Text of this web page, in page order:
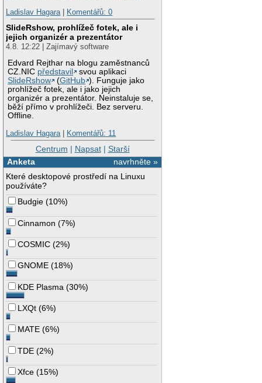
Ladislav Hagara| Komentářů: 0
SlideRshow, prohlížeč fotek, ale i
jejich organizér a prezentátor
4.8. 12:22 | Zajímavý software
Edvard Rejthar na blogu zaměstnanců
CZ.NIC představil
svou aplikaci
SlideRshow
(GitHub ). Funguje jako
prohlížeč fotek, ale i jako jejich
organizér a prezentátor. Neinstaluje se,
běží přímo v prohlížeči. Bez serveru.
Offline.
Ladislav Hagara| Komentářů: 11
Centrum | Napsat| Starší
navrhněte »
Anketa
Které desktopové prostředí na Linuxu
používáte?
Budgie (10%)
Cinnamon (7%)
COSMIC (2%)
GNOME (18%)
KDE Plasma (30%)
LXQt (6%)
MATE (6%)
TDE (2%)
Xfce (15%)